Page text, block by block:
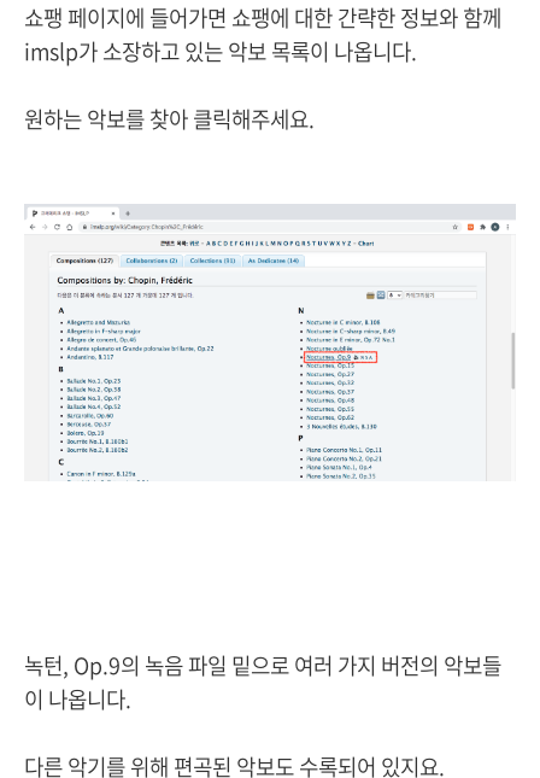
쇼팽 페이지에 들어가면 쇼팽에 대한 간략한 정보와 함께
imslp가 소장하고 있는 악보 목록이 나옵니다.
원하는 악보를 찾아 클릭해주세요.
녹턴, Op.9의 녹음 파일 밑으로 여러 가지 버전의 악보들
이 나옵니다.
다른 악기를 위해 편곡된 악보도 수록되어 있지요.